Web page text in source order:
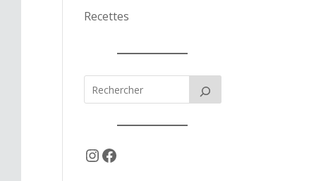
Recettes
Instagram
Facebook